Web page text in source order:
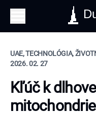
UAE, TECHNOLÓGIA,
2026. 02. 27
Kľúč k